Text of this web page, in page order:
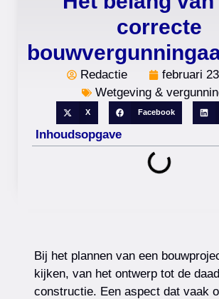
correcte
Redactie
februari
Wetgeving &
X Facebook
Inhoudsopgave
Bij het plannen van een
kijken, van het ontwerp tot de
constructie. Een aspect dat vaak